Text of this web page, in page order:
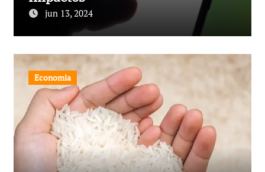
jun 13, 2024
Economia